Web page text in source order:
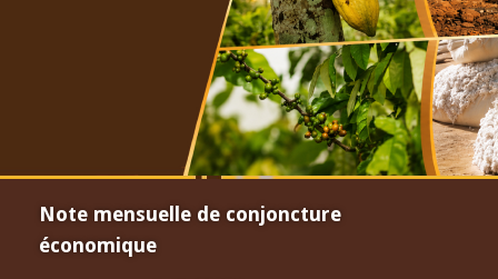
Note mensuelle de conjoncture
économique